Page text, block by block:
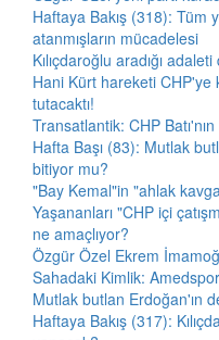
Haftaya Bakış (318): Tüm
atanmışların mücadelesi
Kılıçdaroğlu aradığı
Hani Kürt hareketi CHP'ye
tutacaktı!
Transatlantik: CHP
Hafta Başı (83): Mutlak
bitiyor mu?
"Bay Kemal"in "ahlak
Yaşananları "CHP içi
ne amaçlıyor?
Özgür Özel Ekrem
Sahadaki Kimlik:
Mutlak butlan Erdoğan'ın
Haftaya Bakış (317):